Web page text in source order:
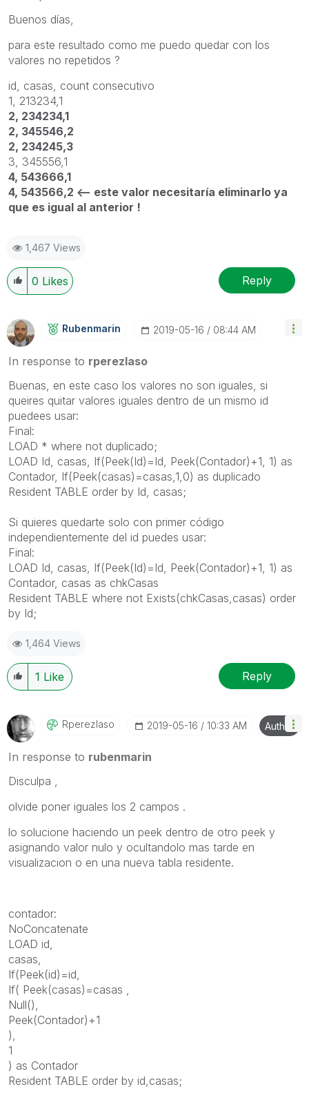
Buenos días,
para este resultado como me puedo quedar con los
valores no repetidos ?
id, casas, count consecutivo
1, 213234,1
2, 234234,1
2, 345546,2
2, 234245,3
3, 345556,1
4, 543666,1
4, 543566,2 <-- este valor necesitaría eliminarlo ya
que es igual al anterior !
1,467 Views
0 Likes Reply
Rubenmarin ‎2019-05-16 08:44 AM
In response to rperezlaso
Buenas, en este caso los valores no son iguales, si
queires quitar valores iguales dentro de un mismo id
puedees usar:
Final:
LOAD * where not duplicado;
LOAD Id, casas, If(Peek(Id)=Id, Peek(Contador)+1, 1) as
Contador, If(Peek(casas)=casas,1,0) as duplicado
Resident TABLE order by Id, casas;
Si quieres quedarte solo con primer código
independientemente del id puedes usar:
Final:
LOAD Id, casas, If(Peek(Id)=Id, Peek(Contador)+1, 1) as
Contador, casas as chkCasas
Resident TABLE where not Exists(chkCasas,casas) order
by Id;
1,464 Views
1 Like Reply
Rperezlaso ‎2019-05-16 10:33 AM Author
In response to rubenmarin
Disculpa ,
olvide poner iguales los 2 campos .
lo solucione haciendo un peek dentro de otro peek y
asignando valor nulo y ocultandolo mas tarde en
visualizacion o en una nueva tabla residente.
contador:
NoConcatenate
LOAD id,
casas,
If(Peek(id)=id,
If( Peek(casas)=casas ,
Null(),
Peek(Contador)+1
),
1
) as Contador
Resident TABLE order by id,casas;